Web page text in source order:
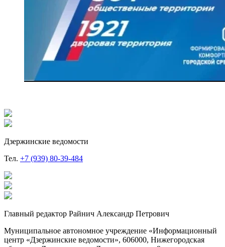
Дзержинские ведомости
Тел. +7 (939) 80-39-484
Главный редактор Райнич Александр Петрович
Муниципальное автономное учреждение «Информационный
центр «Дзержинские ведомости», 606000, Нижегородская